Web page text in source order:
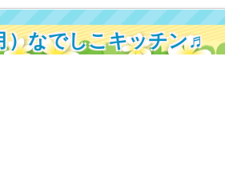
）なでしこキッチン♬